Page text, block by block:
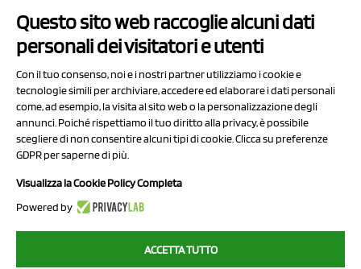
Contatti
Privacy Policy
Cookie Policy
Chi Siamo
2023 NCX Drahorad srl - All rights reserved
Questo sito web raccoglie alcuni dati
personali dei visitatori e utenti
Con il tuo consenso, noi e i nostri partner utilizziamo i cookie e
tecnologie simili per archiviare, accedere ed elaborare i dati personali
come, ad esempio, la visita al sito web o la personalizzazione degli
annunci. Poiché rispettiamo il tuo diritto alla privacy, è possibile
scegliere di non consentire alcuni tipi di cookie. Clicca su preferenze
GDPR per saperne di più.
Visualizza la Cookie Policy Completa
Powered by
ACCETTA TUTTO